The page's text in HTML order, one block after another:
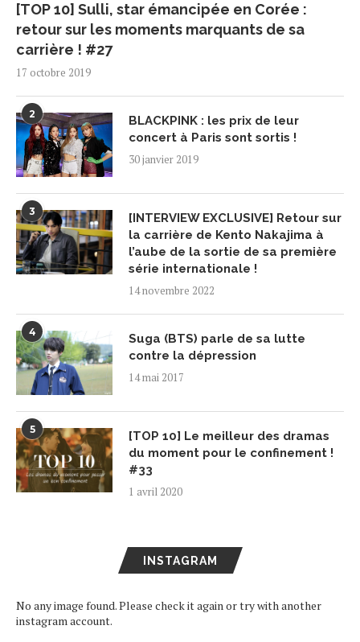
[TOP 10] Sulli, star émancipée en Corée :
retour sur les moments marquants de sa
carrière ! #27
17 octobre 2019
2
BLACKPINK : les prix de leur
concert à Paris sont sortis !
30 janvier 2019
3
[INTERVIEW EXCLUSIVE] Retour sur
la carrière de Kento Nakajima à
l’aube de la sortie de sa première
série internationale !
14 novembre 2022
4
Suga (BTS) parle de sa lutte
contre la dépression
14 mai 2017
5
[TOP 10] Le meilleur des dramas
du moment pour le confinement !
#33
1 avril 2020
INSTAGRAM
No any image found. Please check it again or try with another
instagram account.